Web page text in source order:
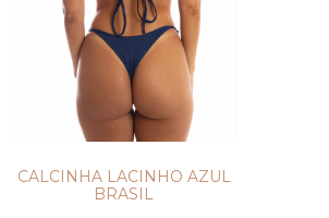
CALCINHA LACINHO AZUL
BRASIL